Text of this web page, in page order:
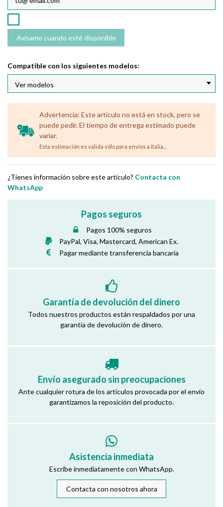
Compatible con los siguientes modelos:
Advertencia: Este artículo no está en stock, pero se
puede pedir. El tiempo de entrega estimado puede
variar.
Esta estimación es válida sólo para envíos a Italia. .
¿Tienes información sobre este artículo? Contacta con
WhatsApp
Pagos seguros
Pagos 100% seguros
PayPal, Visa, Mastercard, American Ex.
Pagar mediante transferencia bancaria
Garantía de devolución del dinero
Todos nuestros productos están respaldados por una
garantía de devolución de dinero.
Envío asegurado sin preocupaciones
Ante cualquier rotura de los artículos provocada por el envío
garantizamos la reposición del producto.
Asistencia inmediata
Escribe inmediatamente con WhatsApp.
Contacta con nosotros ahora